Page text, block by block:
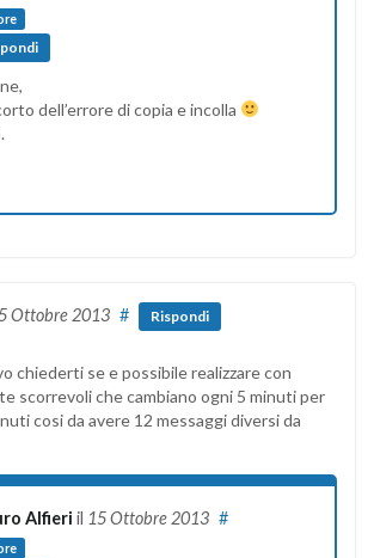
dell’errore di copia e incolla
Ottobre 2013 # Rispondi
chiederti se e possibile realizzare con
scorrevoli che cambiano ogni 5 minuti per
cosi da avere 12 messaggi diversi da
Alfieri il 15 Ottobre 2013 #